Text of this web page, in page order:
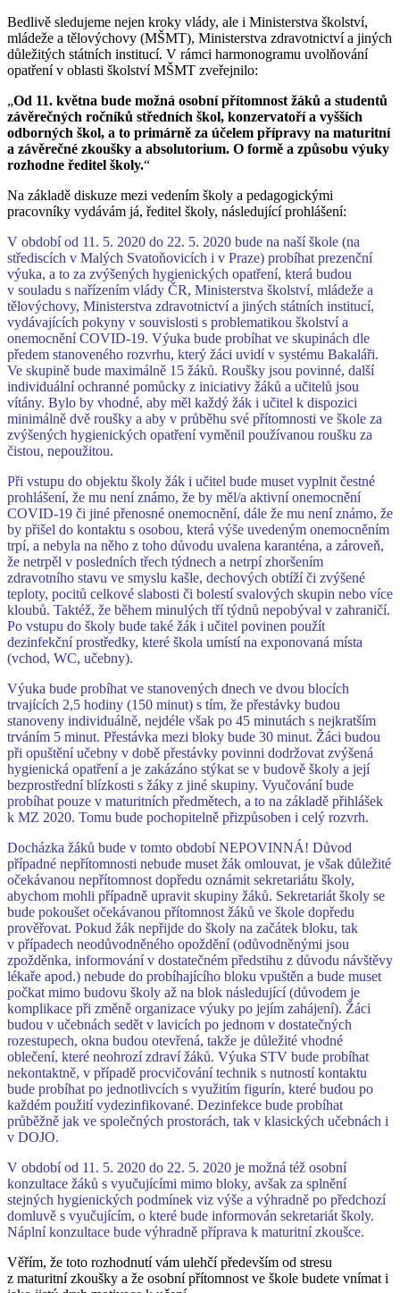
Bedlivě sledujeme nejen kroky vlády, ale i Ministerstva školství,
mládeže a tělovýchovy (MŠMT), Ministerstva zdravotnictví a jiných
důležitých státních institucí. V rámci harmonogramu uvolňování
opatření v oblasti školství MŠMT zveřejnilo:
„Od 11. května bude možná osobní přítomnost žáků a studentů
závěrečných ročníků středních škol, konzervatoří a vyšších
odborných škol, a to primárně za účelem přípravy na maturitní
a závěrečné zkoušky a absolutorium. O formě a způsobu výuky
rozhodne ředitel školy.“
Na základě diskuze mezi vedením školy a pedagogickými
pracovníky vydávám já, ředitel školy, následující prohlášení:
V období od 11. 5. 2020 do 22. 5. 2020 bude na naší škole (na
střediscích v Malých Svatoňovicích i v Praze) probíhat prezenční
výuka, a to za zvýšených hygienických opatření, která budou
v souladu s nařízením vlády ČR, Ministerstva školství, mládeže a
tělovýchovy, Ministerstva zdravotnictví a jiných státních institucí,
vydávajících pokyny v souvislosti s problematikou školství a
onemocnění COVID-19. Výuka bude probíhat ve skupinách dle
předem stanoveného rozvrhu, který žáci uvidí v systému Bakaláři.
Ve skupině bude maximálně 15 žáků. Roušky jsou povinné, další
individuální ochranné pomůcky z iniciativy žáků a učitelů jsou
vítány. Bylo by vhodné, aby měl každý žák i učitel k dispozici
minimálně dvě roušky a aby v průběhu své přítomnosti ve škole za
zvýšených hygienických opatření vyměnil používanou roušku za
čistou, nepoužitou.
Při vstupu do objektu školy žák i učitel bude muset vyplnit čestné
prohlášení, že mu není známo, že by měl/a aktivní onemocnění
COVID-19 či jiné přenosné onemocnění, dále že mu není známo, že
by přišel do kontaktu s osobou, která výše uvedeným onemocněním
trpí, a nebyla na něho z toho důvodu uvalena karanténa, a zároveň,
že netrpěl v posledních třech týdnech a netrpí zhoršením
zdravotního stavu ve smyslu kašle, dechových obtíží či zvýšené
teploty, pocitů celkové slabosti či bolestí svalových skupin nebo více
kloubů. Taktéž, že během minulých tří týdnů nepobýval v zahraničí.
Po vstupu do školy bude také žák i učitel povinen použít
dezinfekční prostředky, které škola umístí na exponovaná místa
(vchod, WC, učebny).
Výuka bude probíhat ve stanovených dnech ve dvou blocích
trvajících 2,5 hodiny (150 minut) s tím, že přestávky budou
stanoveny individuálně, nejdéle však po 45 minutách s nejkratším
trváním 5 minut. Přestávka mezi bloky bude 30 minut. Žáci budou
při opuštění učebny v době přestávky povinni dodržovat zvýšená
hygienická opatření a je zakázáno stýkat se v budově školy a její
bezprostřední blízkosti s žáky z jiné skupiny. Vyučování bude
probíhat pouze v maturitních předmětech, a to na základě přihlášek
k MZ 2020. Tomu bude pochopitelně přizpůsoben i celý rozvrh.
Docházka žáků bude v tomto období NEPOVINNÁ! Důvod
případné nepřítomnosti nebude muset žák omlouvat, je však důležité
očekávanou nepřítomnost dopředu oznámit sekretariátu školy,
abychom mohli případně upravit skupiny žáků. Sekretariát školy se
bude pokoušet očekávanou přítomnost žáků ve škole dopředu
prověřovat. Pokud žák nepřijde do školy na začátek bloku, tak
v případech neodůvodněného opoždění (odůvodněnými jsou
zpožděnka, informování v dostatečném předstihu z důvodu návštěvy
lékaře apod.) nebude do probíhajícího bloku vpuštěn a bude muset
počkat mimo budovu školy až na blok následující (důvodem je
komplikace při změně organizace výuky po jejím zahájení). Žáci
budou v učebnách sedět v lavicích po jednom v dostatečných
rozestupech, okna budou otevřená, takže je důležité vhodné
oblečení, které neohrozí zdraví žáků. Výuka STV bude probíhat
nekontaktně, v případě procvičování technik s nutností kontaktu
bude probíhat po jednotlivcích s využitím figurín, které budou po
každém použití vydezinfikované. Dezinfekce bude probíhat
průběžně jak ve společných prostorách, tak v klasických učebnách i
v DOJO.
V období od 11. 5. 2020 do 22. 5. 2020 je možná též osobní
konzultace žáků s vyučujícími mimo bloky, avšak za splnění
stejných hygienických podmínek viz výše a výhradně po předchozí
domluvě s vyučujícím, o které bude informován sekretariát školy.
Náplní konzultace bude výhradně příprava k maturitní zkoušce.
Věřím, že toto rozhodnutí vám ulehčí především od stresu
z maturitní zkoušky a že osobní přítomnost ve škole budete vnímat i